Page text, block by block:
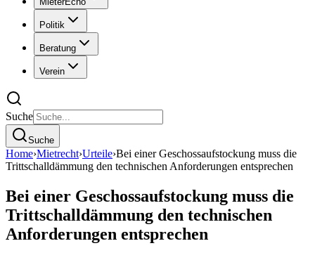
Politik
Beratung
Verein
Suche
Suche
Home›Mietrecht›Urteile›Bei einer Geschossaufstockung muss die
Trittschalldämmung den technischen Anforderungen entsprechen
Bei einer Geschossaufstockung muss die
Trittschalldämmung den technischen
Anforderungen entsprechen